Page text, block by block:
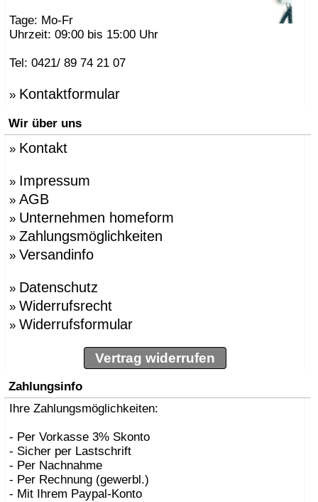
Tage: Mo-Fr
Uhrzeit: 09:00 bis 15:00 Uhr
Tel: 0421/ 89 74 21 07
» Kontaktformular
Wir über uns
» Kontakt
» Impressum
» AGB
» Unternehmen homeform
» Zahlungsmöglichkeiten
» Versandinfo
» Datenschutz
» Widerrufsrecht
» Widerrufsformular
Vertrag widerrufen
Zahlungsinfo
Ihre Zahlungsmöglichkeiten:
- Per Vorkasse 3% Skonto
- Sicher per Lastschrift
- Per Nachnahme
- Per Rechnung (gewerbl.)
- Mit Ihrem Paypal-Konto